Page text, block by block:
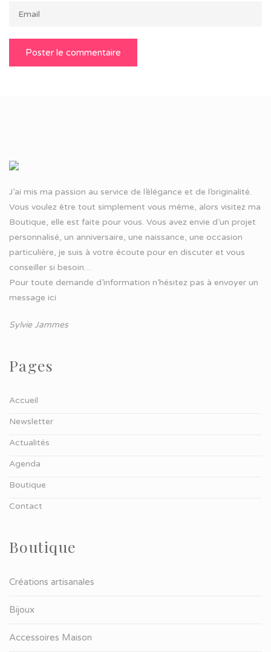
J’ai mis ma passion au service de l’élégance et de l’originalité.
Vous voulez être tout simplement vous même, alors visitez ma
Boutique, elle est faite pour vous. Vous avez envie d’un projet
personnalisé, un anniversaire, une naissance, une occasion
particulière, je suis à votre écoute pour en discuter et vous
conseiller si besoin…
Pour toute demande d’information n’hésitez pas à envoyer un
message ici
Sylvie Jammes
Pages
Accueil
Newsletter
Actualités
Agenda
Boutique
Contact
Boutique
Créations artisanales
Bijoux
Accessoires Maison